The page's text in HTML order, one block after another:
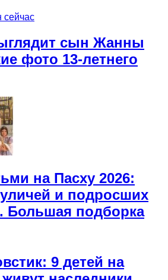
сын Жанны
фото 13-летнего
на Пасху 2026:
и подросших
Большая подборка
9 детей на